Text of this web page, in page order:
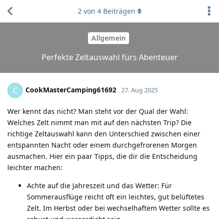
Allgemein
Perfekte Zeltauswahl fürs Abenteuer
2von 4Beiträgen
C CookMasterCamping61692 27. Aug 2025
Wer kennt das nicht? Man steht vor der Qual der Wahl:
Welches Zelt nimmt man mit auf den nächsten Trip? Die
richtige Zeltauswahl kann den Unterschied zwischen einer
entspannten Nacht oder einem durchgefrorenen Morgen
ausmachen. Hier ein paar Tipps, die dir die Entscheidung
leichter machen:
Achte auf die Jahreszeit und das Wetter: Für
Sommerausflüge reicht oft ein leichtes, gut belüftetes
Zelt. Im Herbst oder bei wechselhaftem Wetter sollte es